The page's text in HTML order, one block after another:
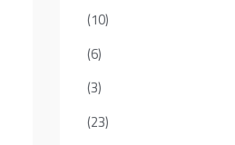
(10)
(6)
(3)
(23)